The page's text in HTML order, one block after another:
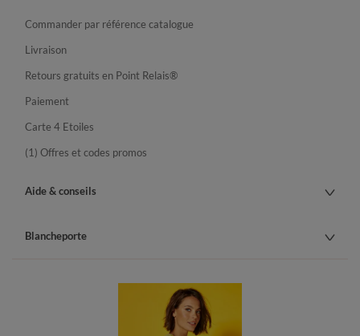
Commander par référence catalogue
Livraison
Retours gratuits en Point Relais®
Paiement
Carte 4 Etoiles
(1) Offres et codes promos
Aide & conseils
Blancheporte